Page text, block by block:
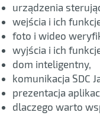
urządzenia
wejścia i ich
foto i wideo
wyjścia i ich
dom inteligentny,
komunikacja SDC
prezentacja
dlaczego warto